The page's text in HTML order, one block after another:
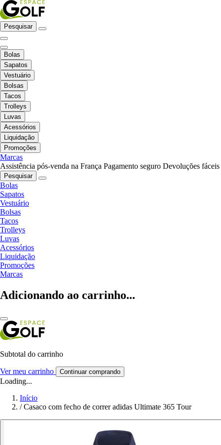
Pesquisar
Bolas
Sapatos
Vestuário
Bolsas
Tacos
Trolleys
Luvas
Acessórios
Liquidação
Promoções
Marcas
Assistência pós-venda na França Pagamento seguro Devoluções fáceis
Pesquisar
Bolas
Sapatos
Vestuário
Bolsas
Tacos
Trolleys
Luvas
Acessórios
Liquidação
Promoções
Marcas
Adicionando ao carrinho...
Subtotal do carrinho
Ver meu carrinho Continuar comprando
Loading...
Início
/ Casaco com fecho de correr adidas Ultimate 365 Tour